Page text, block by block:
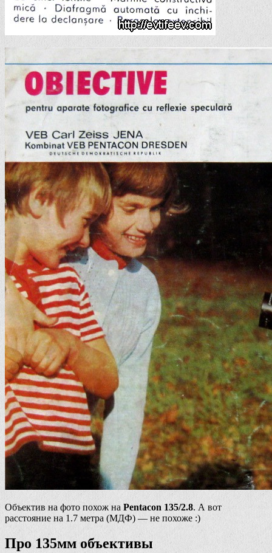
Объектив на фото похож на Pentacon 135/2.8. А вот
расстояние на 1.7 метра (МДФ) — не похоже :)
Про 135мм объективы